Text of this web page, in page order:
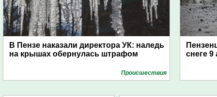
В Пензе наказали директора УК: наледь
на крышах обернулась штрафом
Проиcшествия
снеге 9